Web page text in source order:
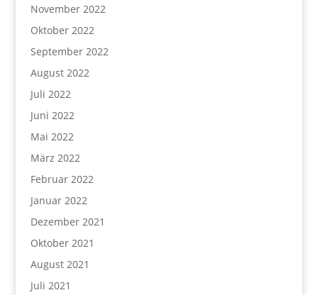
November 2022
Oktober 2022
September 2022
August 2022
Juli 2022
Juni 2022
Mai 2022
März 2022
Februar 2022
Januar 2022
Dezember 2021
Oktober 2021
August 2021
Juli 2021